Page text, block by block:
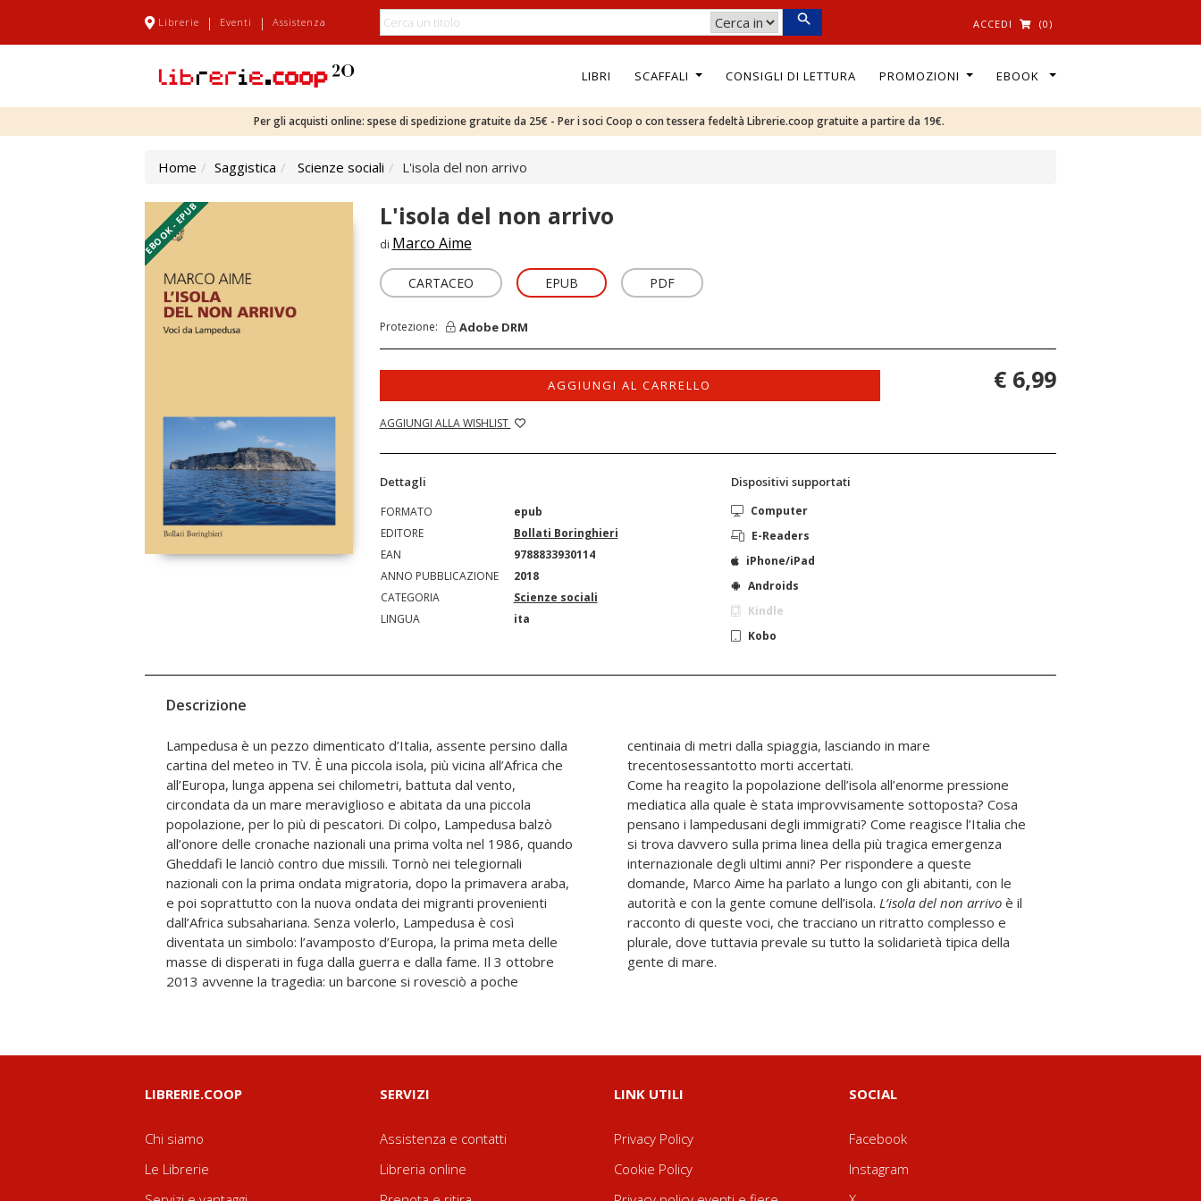
Librerie | Eventi | Assistenza ACCEDI (0)
LIBRI SCAFFALI CONSIGLI DI LETTURA PROMOZIONI EBOOK
Per gli acquisti online: spese di spedizione gratuite da 25€ - Per i soci Coop o con tessera fedeltà Librerie.coop gratuite a partire da 19€.
Home Saggistica Scienze sociali L'isola del non arrivo
EBOOK - EPUB L'isola del non arrivo
di Marco Aime
CARTACEO EPUB PDF
Protezione: Adobe DRM
AGGIUNGI AL CARRELLO
AGGIUNGI ALLA WISHLIST
€ 6,99
Dettagli
FORMATO
epub
EDITORE
Bollati Boringhieri
EAN
9788833930114
ANNO PUBBLICAZIONE
2018
CATEGORIA
Scienze sociali
LINGUA
ita
Dispositivi supportati
Computer
E-Readers
iPhone/iPad
Androids
Kindle
Kobo
Descrizione
Lampedusa è un pezzo dimenticato d’Italia, assente persino dalla
cartina del meteo in TV. È una piccola isola, più vicina all’Africa che
all’Europa, lunga appena sei chilometri, battuta dal vento,
circondata da un mare meraviglioso e abitata da una piccola
popolazione, per lo più di pescatori. Di colpo, Lampedusa balzò
all’onore delle cronache nazionali una prima volta nel 1986, quando
Gheddafi le lanciò contro due missili. Tornò nei telegiornali
nazionali con la prima ondata migratoria, dopo la primavera araba,
e poi soprattutto con la nuova ondata dei migranti provenienti
dall’Africa subsahariana. Senza volerlo, Lampedusa è così
diventata un simbolo: l’avamposto d’Europa, la prima meta delle
masse di disperati in fuga dalla guerra e dalla fame. Il 3 ottobre
2013 avvenne la tragedia: un barcone si rovesciò a poche
centinaia di metri dalla spiaggia, lasciando in mare
trecentosessantotto morti accertati.
Come ha reagito la popolazione dell’isola all’enorme pressione
mediatica alla quale è stata improvvisamente sottoposta? Cosa
pensano i lampedusani degli immigrati? Come reagisce l’Italia che
si trova davvero sulla prima linea della più tragica emergenza
internazionale degli ultimi anni? Per rispondere a queste
domande, Marco Aime ha parlato a lungo con gli abitanti, con le
autorità e con la gente comune dell’isola. L’isola del non arrivo è il
racconto di queste voci, che tracciano un ritratto complesso e
plurale, dove tuttavia prevale su tutto la solidarietà tipica della
gente di mare.
LIBRERIE.COOP
Chi siamo
Le Librerie
SERVIZI
Assistenza e contatti
Libreria online
LINK UTILI
Privacy Policy
Cookie Policy
SOCIAL
Facebook
Instagram